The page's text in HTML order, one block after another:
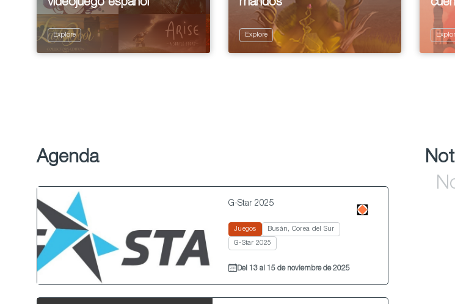
videojuego español
Explore
mandos
Explore
Agenda
G-Star 2025
Juegos Busán, Corea del Sur
G-Star 2025
Del 13 al 15 de noviembre de 2025